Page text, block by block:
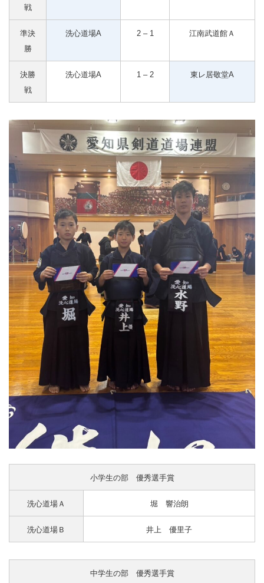
戦
準決
勝
洗心道場A 2 – 1 江南武道館Ａ
決勝
戦
洗心道場A 1 – 2 東レ居敬堂A
小学生の部 優秀選手賞
洗心道場Ａ 堀 響治朗
洗心道場Ｂ 井上 優里子
中学生の部 優秀選手賞